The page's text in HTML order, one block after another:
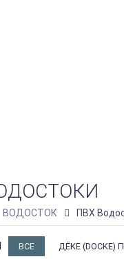
ВОДОСТОК ПВХ
ВСЕ ДЁКЕ